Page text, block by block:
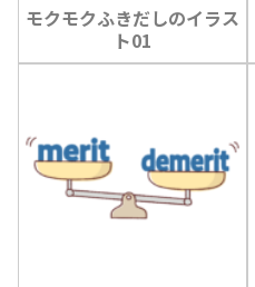
モクモクふきだしのイラス
ト01